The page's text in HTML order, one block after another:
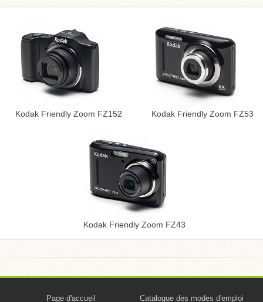
Kodak Friendly Zoom FZ152 Kodak Friendly Zoom FZ53
Kodak Friendly Zoom FZ43
Page d'accueil Catalogue des modes d'emploi